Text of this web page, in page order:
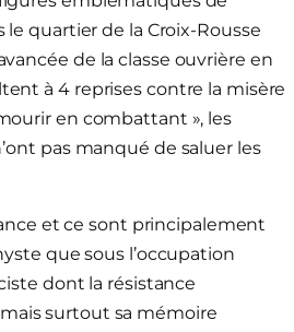
quartier de la Croix-Rousse
de la classe ouvrière en
à 4 reprises contre la misère
en combattant », les
pas manqué de saluer les
et ce sont principalement
que sous l’occupation
dont la résistance
surtout sa mémoire